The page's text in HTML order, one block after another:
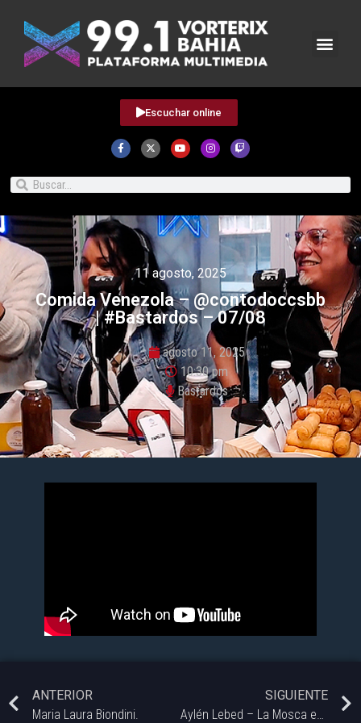
Escuchar online
11 agosto, 2025
Comida Venezola – @contodoccsbb
| #Bastardos – 07/08
agosto 11, 2025
10:30 pm
Bastardos
ANTERIOR
Maria Laura Biondini.
SIGUIENTE